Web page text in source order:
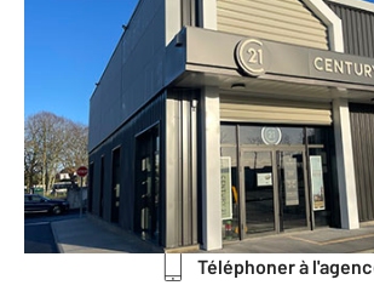
CENTURY 21 Espace
Bâtiment A
BLAIN - 44130
Envoyer un
Téléphoner à